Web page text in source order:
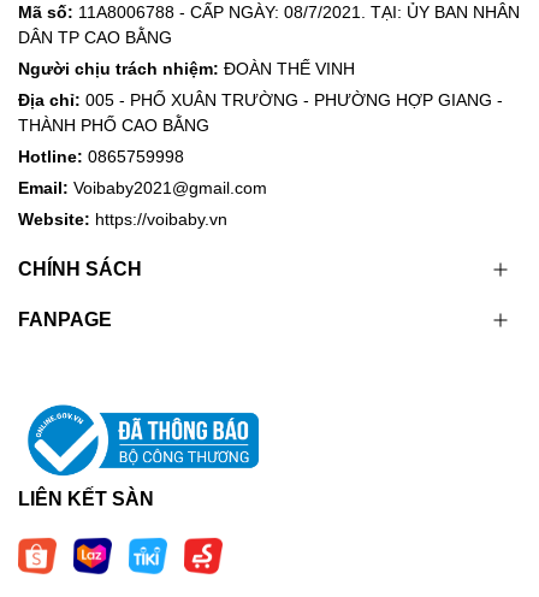
Mã số: 11A8006788 - CẤP NGÀY: 08/7/2021. TẠI: ỦY BAN NHÂN
DÂN TP CAO BẰNG
Người chịu trách nhiệm: ĐOÀN THẾ VINH
Địa chỉ: 005 - PHỐ XUÂN TRƯỜNG - PHƯỜNG HỢP GIANG -
THÀNH PHỐ CAO BẰNG
Hotline: 0865759998
Email: Voibaby2021@gmail.com
Website: https://voibaby.vn
CHÍNH SÁCH
FANPAGE
LIÊN KẾT SÀN